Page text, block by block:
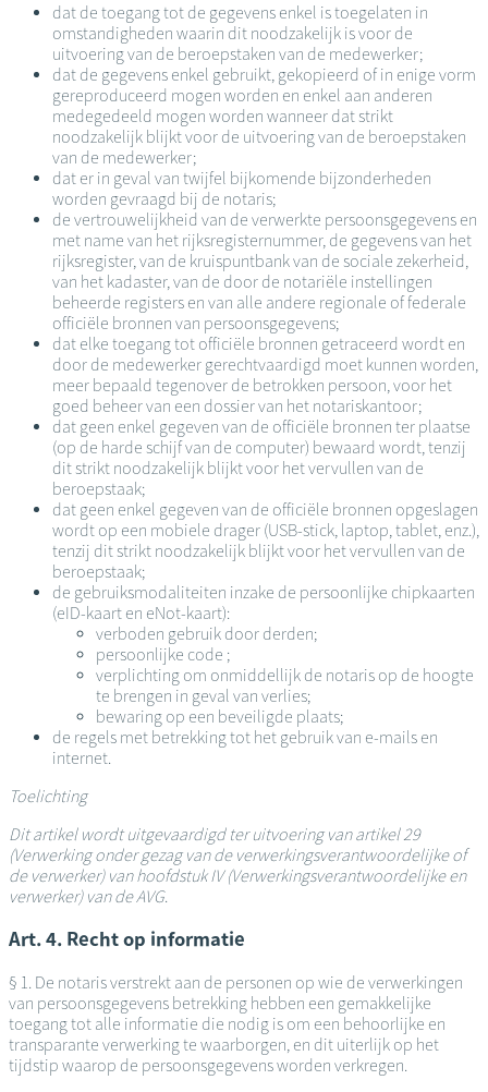
dat de toegang tot de gegevens enkel is toegelaten in
omstandigheden waarin dit noodzakelijk is voor de
uitvoering van de beroepstaken van de medewerker;
dat de gegevens enkel gebruikt, gekopieerd of in enige vorm
gereproduceerd mogen worden en enkel aan anderen
medegedeeld mogen worden wanneer dat strikt
noodzakelijk blijkt voor de uitvoering van de beroepstaken
van de medewerker;
dat er in geval van twijfel bijkomende bijzonderheden
worden gevraagd bij de notaris;
de vertrouwelijkheid van de verwerkte persoonsgegevens en
met name van het rijksregisternummer, de gegevens van het
rijksregister, van de kruispuntbank van de sociale zekerheid,
van het kadaster, van de door de notariële instellingen
beheerde registers en van alle andere regionale of federale
officiële bronnen van persoonsgegevens;
dat elke toegang tot officiële bronnen getraceerd wordt en
door de medewerker gerechtvaardigd moet kunnen worden,
meer bepaald tegenover de betrokken persoon, voor het
goed beheer van een dossier van het notariskantoor;
dat geen enkel gegeven van de officiële bronnen ter plaatse
(op de harde schijf van de computer) bewaard wordt, tenzij
dit strikt noodzakelijk blijkt voor het vervullen van de
beroepstaak;
dat geen enkel gegeven van de officiële bronnen opgeslagen
wordt op een mobiele drager (USB-stick, laptop, tablet, enz.),
tenzij dit strikt noodzakelijk blijkt voor het vervullen van de
beroepstaak;
de gebruiksmodaliteiten inzake de persoonlijke chipkaarten
(eID-kaart en eNot-kaart):
verboden gebruik door derden;
persoonlijke code ;
verplichting om onmiddellijk de notaris op de hoogte
te brengen in geval van verlies;
bewaring op een beveiligde plaats;
de regels met betrekking tot het gebruik van e-mails en
internet.
Toelichting
Dit artikel wordt uitgevaardigd ter uitvoering van artikel 29
(Verwerking onder gezag van de verwerkingsverantwoordelijke of
de verwerker) van hoofdstuk IV (Verwerkingsverantwoordelijke en
verwerker) van de AVG.
Art. 4. Recht op informatie
§ 1. De notaris verstrekt aan de personen op wie de verwerkingen
van persoonsgegevens betrekking hebben een gemakkelijke
toegang tot alle informatie die nodig is om een behoorlijke en
transparante verwerking te waarborgen, en dit uiterlijk op het
tijdstip waarop de persoonsgegevens worden verkregen.